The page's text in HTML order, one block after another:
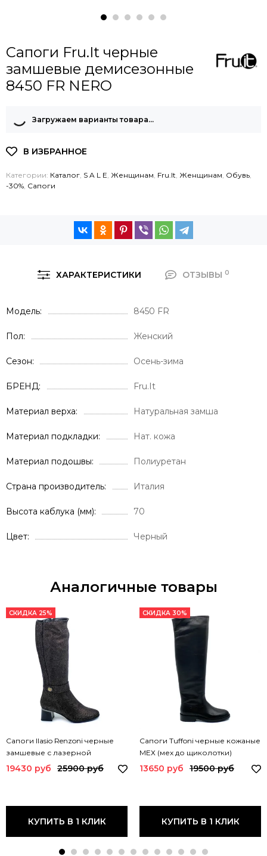
Сапоги Fru.It черные
замшевые демисезонные
8450 FR NERO
Загружаем варианты товара…
Категории: Каталог, S A L E, Женщинам, Fru.It, Женщинам, Обувь,
-30%, Сапоги
ХАРАКТЕРИСТИКИ ОТЗЫВЫ 0
Модель 8450 FR
Пол Женский
Сезон Осень-зима
БРЕНД Fru.It
Материал верха Натуральная замша
Материал подкладки Нат. кожа
Материал подошвы Полиуретан
Страна производитель Италия
Высота каблука (мм) 70
Цвет Черный
Аналогичные товары
СКИДКА 25%
Сапоги Ilasio Renzoni черные
замшевые с лазерной
обработкой МЕХ 5006 IR
19430 руб 25900 руб
КУПИТЬ В 1 КЛИК
СКИДКА 30%
Сапоги Tuffoni черные кожаные
МЕХ (мех до щиколотки)
1722019LE TUF
13650 руб 19500 руб
КУПИТЬ В 1 КЛИК